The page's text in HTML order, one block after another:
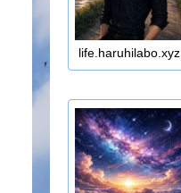
life.haruhilabo.xyz